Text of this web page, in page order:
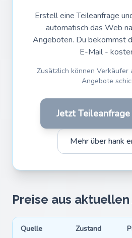
Erstell eine Teileanfrage
automatisch das Web
Angeboten. Du bekommst
E-Mail -
Zusätzlich können Verkäufer
Angebote
Jetzt
Mehr über hank
Preise aus
Quelle Zustand